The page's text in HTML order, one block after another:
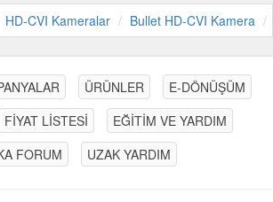
HD-CVI Kameralar Bullet HD-CVI Kamera
ÜRÜNLER
E-DÖNÜŞÜM
FİYAT LİSTESİ
EĞİTİM VE YARDIM
FORUM
UZAK YARDIM